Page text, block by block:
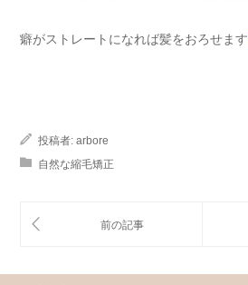
癖がストレートになれば髪をおろせます
投稿者: arbore
自然な縮毛矯正